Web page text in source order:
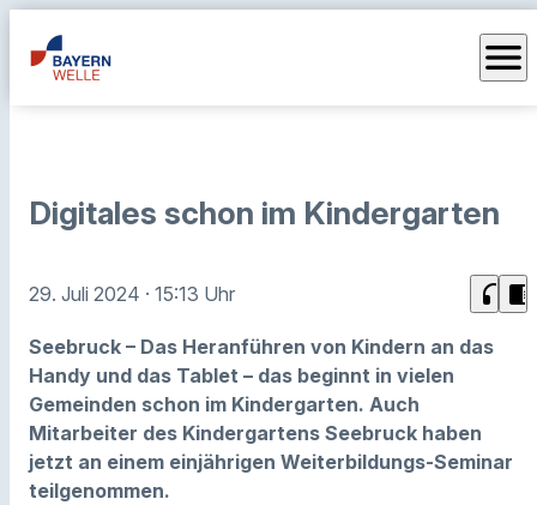
menu
Digitales schon im Kindergarten
29. Juli 2024 · 15:13 Uhr headphones chrome_reader_mode
Seebruck – Das Heranführen von Kindern an das
Handy und das Tablet – das beginnt in vielen
Gemeinden schon im Kindergarten. Auch
Mitarbeiter des Kindergartens Seebruck haben
jetzt an einem einjährigen Weiterbildungs-Seminar
teilgenommen.